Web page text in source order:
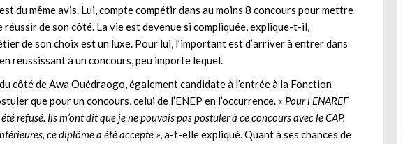
du même avis. Lui, compte compétir dans au moins 8 concours pour mettre
réussir de son côté. La vie est devenue si compliquée, explique-t-il,
de son choix est un luxe. Pour lui, l’important est d’arriver à entrer dans
réussissant à un concours, peu importe lequel.
côté de Awa Ouédraogo, également candidate à l’entrée à la Fonction
que pour un concours, celui de l’ENEP en l’occurrence. « Pour l’ENAREF
refusé. Ils m’ont dit que je ne pouvais pas postuler à ce concours avec le CAP.
ce diplôme a été accepté », a-t-elle expliqué. Quant à ses chances de